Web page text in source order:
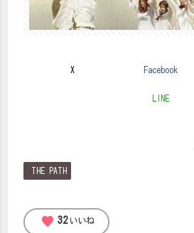
X Facebook
LINE
THE PATH
favorite 32 いいね